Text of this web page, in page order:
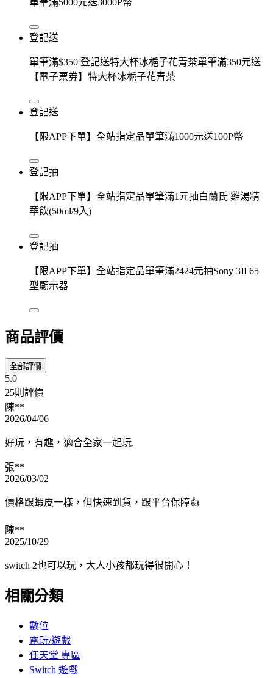
登記送
單筆滿$350 登記送特大杯冰梔子花青茶單筆滿350元送
【電子票券】特大杯冰梔子花青茶
登記送
【限APP下單】全站指定品單筆滿1000元送100P幣
登記抽
【限APP下單】全站指定品單筆滿1元抽白蘭氏 雞湯精
華飲(50ml/9入)
登記抽
【限APP下單】全站指定品單筆滿2424元抽Sony 3II 65
型顯示器
商品評價
全部評價
5.0
25則評價
陳**
2026/04/06
好玩，有趣，適合全家一起玩.
張**
2026/03/02
價格跟蝦皮一樣，但快速到貨，跟平台保障👍
陳**
2025/10/29
switch 2也可以玩，大人小孩都玩得很開心！
相關分類
數位
電玩/遊戲
任天堂 專區
Switch 遊戲